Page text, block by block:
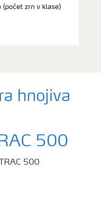
zrn v klase)
hnojiva
500